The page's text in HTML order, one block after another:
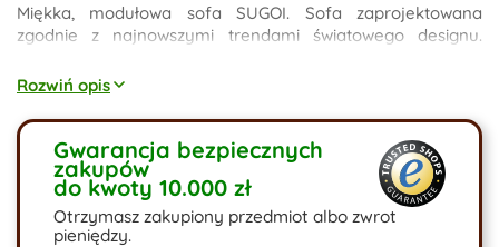
Miękka, modułowa sofa SUGOI. Sofa zaprojektowana
zgodnie z najnowszymi trendami światowego designu.
elegancji z wnętrzem industrialnym. Dzięki możliwości
wyboru tkaniny spośród 12 wyselekcjonowanych kolekcji
nadasz jej indywidualnych cech. Zaprojektuj końcowy
wygląd sofy z nami.
Rozwiń opis
Gwarancja bezpiecznych
zakupów
do kwoty 10.000 zł
Otrzymasz zakupiony przedmiot albo zwrot
pieniędzy.